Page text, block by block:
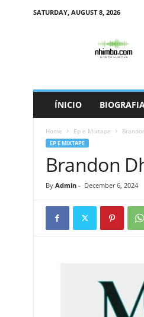
SATURDAY, AUGUST 8, 2026
ÍNICIO
Home Ep e Mixtape
EP E MIXTAPE
Brandon
By Admin- December 6, 2024